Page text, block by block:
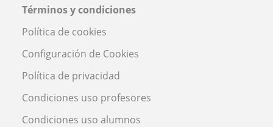
Términos y condiciones
Política de cookies
Configuración de Cookies
Política de privacidad
Condiciones uso profesores
Condiciones uso alumnos